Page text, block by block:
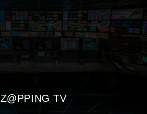
Z@PPING TV